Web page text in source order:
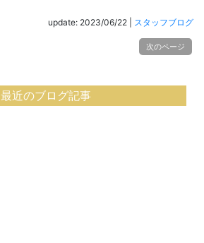
update: 2023/06/22 スタッフブログ
次のページ
最近のブログ記事